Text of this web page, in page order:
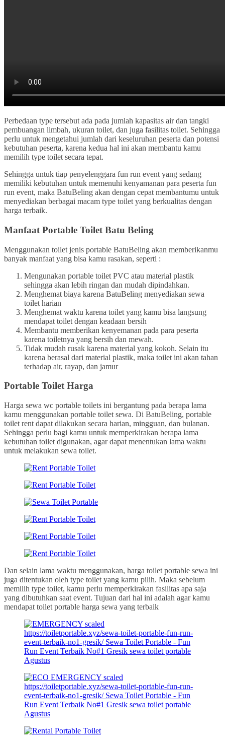
Perbedaan type tersebut ada pada jumlah kapasitas air dan tangki
pembuangan limbah, ukuran toilet, dan juga fasilitas toilet. Sehingga
perlu untuk mengetahui jumlah dari keseluruhan peserta dan potensi
kebutuhan peserta, karena kedua hal ini akan membantu kamu
memilih type toilet secara tepat.
Sehingga untuk tiap penyelenggara fun run event yang sedang
memiliki kebutuhan untuk memenuhi kenyamanan para peserta fun
run event, maka BatuBeling akan dengan cepat membantumu untuk
menyediakan berbagai macam type toilet yang berkualitas dengan
harga terbaik.
Manfaat Portable Toilet Batu Beling
Menggunakan toilet jenis portable BatuBeling akan memberikanmu
banyak manfaat yang bisa kamu rasakan, seperti :
Mengunakan portable toilet PVC atau material plastik
sehingga akan lebih ringan dan mudah dipindahkan.
Menghemat biaya karena BatuBeling menyediakan sewa
toilet harian
Menghemat waktu karena toilet yang kamu bisa langsung
mendapat toilet dengan keadaan bersih
Membantu memberikan kenyemanan pada para peserta
karena toiletnya yang bersih dan mewah.
Tidak mudah rusak karena material yang kokoh. Selain itu
karena berasal dari material plastik, maka toilet ini akan tahan
terhadap air, rayap, dan jamur
Portable Toilet Harga
Harga sewa wc portable toilets ini bergantung pada berapa lama
kamu menggunakan portable toilet sewa. Di BatuBeling, portable
toilet rent dapat dilakukan secara harian, mingguan, dan bulanan.
Sehingga perlu bagi kamu untuk memperkirakan berapa lama
kebutuhan toilet digunakan, agar dapat menentukan lama waktu
untuk melakukan sewa toilet.
Dan selain lama waktu menggunakan, harga toilet portable sewa ini
juga ditentukan oleh type toilet yang kamu pilih. Maka sebelum
memilih type toilet, kamu perlu memperkirakan fasilitas apa saja
yang dibutuhkan saat event. Tujuan dari hal ini adalah agar kamu
mendapat toilet portable harga sewa yang terbaik